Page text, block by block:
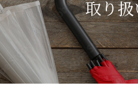
取り